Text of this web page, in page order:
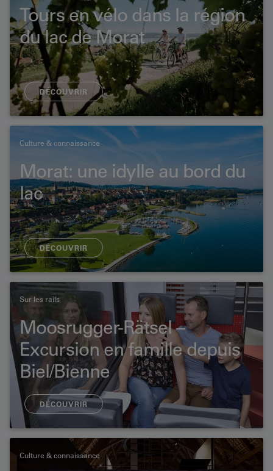
Tours en vélo dans la région
du lac de Morat
DÉCOUVRIR
Culture & connaissance
Morat: une idylle au bord du
lac
DÉCOUVRIR
Sur les rails
Moosrugger-Rätsel –
Excursion en famille depuis
Biel/Bienne
DÉCOUVRIR
Culture & connaissance